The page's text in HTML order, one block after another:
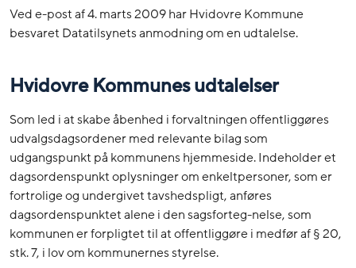
Ved e-post af 4. marts 2009 har Hvidovre Kommune
besvaret Datatilsynets anmodning om en udtalelse.
Hvidovre Kommunes udtalelser
Som led i at skabe åbenhed i forvaltningen offentliggøres
udvalgsdagsordener med relevante bilag som
udgangspunkt på kommunens hjemmeside. Indeholder et
dagsordenspunkt oplysninger om enkeltpersoner, som er
fortrolige og undergivet tavshedspligt, anføres
dagsordenspunktet alene i den sagsforteg-nelse, som
kommunen er forpligtet til at offentliggøre i medfør af § 20,
stk. 7, i lov om kommunernes styrelse.